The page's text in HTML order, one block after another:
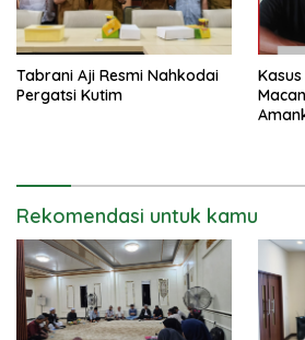
Tabrani Aji Resmi Nahkodai
Pergatsi Kutim
Rekomendasi untuk kamu